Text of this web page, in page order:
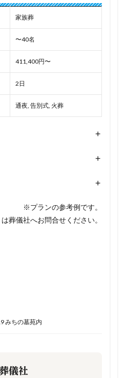
家族葬
〜40名
411,400円〜
2日
通夜, 告別式, 火葬
+
+
+
※プランの参考例です。
葬儀社へお問合せください。
みちの墓苑内
儀社